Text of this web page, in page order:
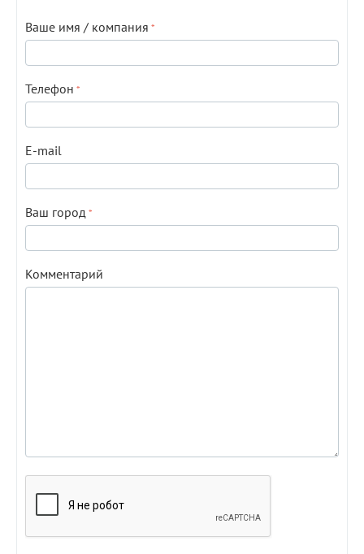
Ваше имя / компания
Телефон
E-mail
Ваш город
Комментарий